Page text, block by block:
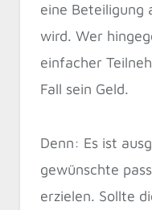
eine Beteiligung
wird. Wer
einfacher
Fall sein Geld.
Denn: Es ist
gewünschte
erzielen. Sollte